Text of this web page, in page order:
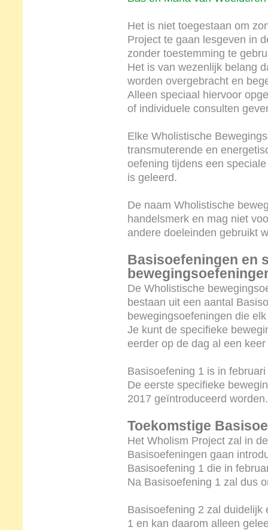
Het is niet toegestaan om
Project te gaan lesgeven in
zonder toestemming te
Het is van wezenlijk belang
worden overgebracht en
Alleen speciaal hiervoor
of individuele consulten
Elke Wholistische
transmuterende en
oefening tijdens een
is geleerd.
De naam Wholistische
handelsmerk en mag niet
andere doeleinden gebruikt
Basisoefeningen en
De Wholistische
bestaan uit een aantal
bewegingsoefeningen die
Je kunt de specifieke
eerder op de dag al een
Basisoefening 1 is in
De eerste specifieke
2017 geïntroduceerd worden.
Toekomstige
Het Wholism Project zal in
Basisoefeningen gaan
Basisoefening 1 die in
Na Basisoefening 1 zal dus
Basisoefening 2 zal
1 en kan daarom alleen